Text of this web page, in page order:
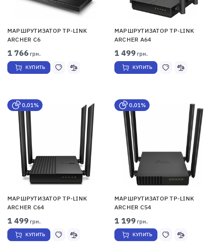
МАРШРУТИЗАТОР TP-LINK
ARCHER C6
1 766 грн.
КУПИТЬ
МАРШРУТИЗАТОР TP-LINK
ARCHER A64
1 499 грн.
КУПИТЬ
0,01%
МАРШРУТИЗАТОР TP-LINK
ARCHER C64
1 499 грн.
КУПИТЬ
0,01%
МАРШРУТИЗАТОР TP-LINK
ARCHER C54
1 199 грн.
КУПИТЬ